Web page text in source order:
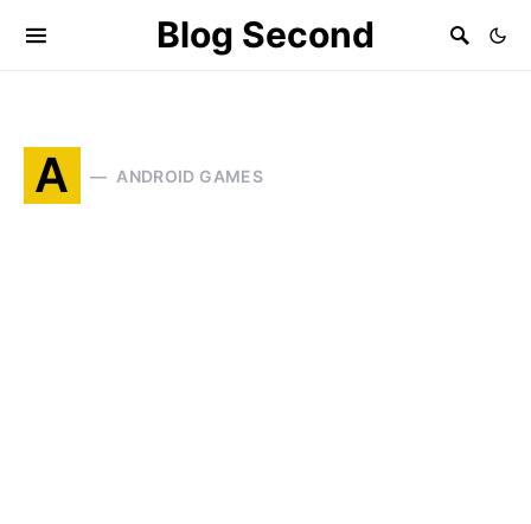
Blog Second
A ANDROID GAMES